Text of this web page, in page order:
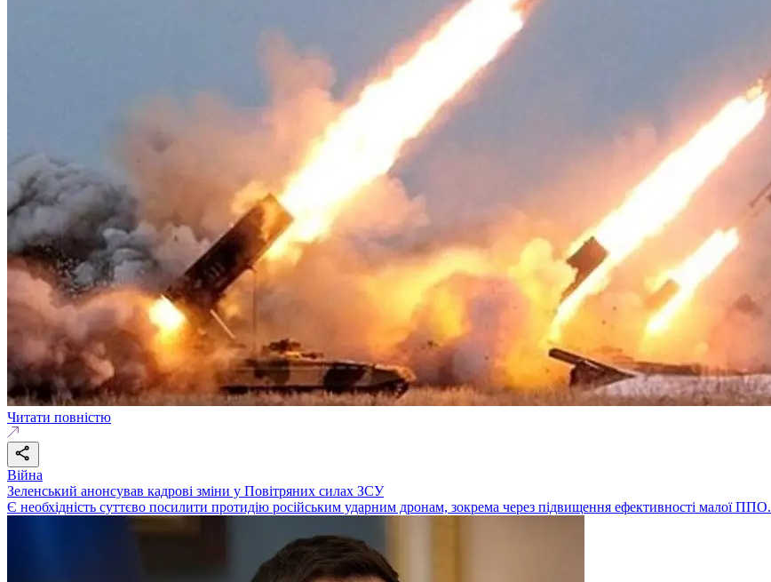
Читати повністю
Війна
Зеленський анонсував кадрові зміни у Повітряних силах ЗСУ
Є необхідність суттєво посилити протидію російським ударним дронам, зокрема через підвищення ефективності малої ППО.